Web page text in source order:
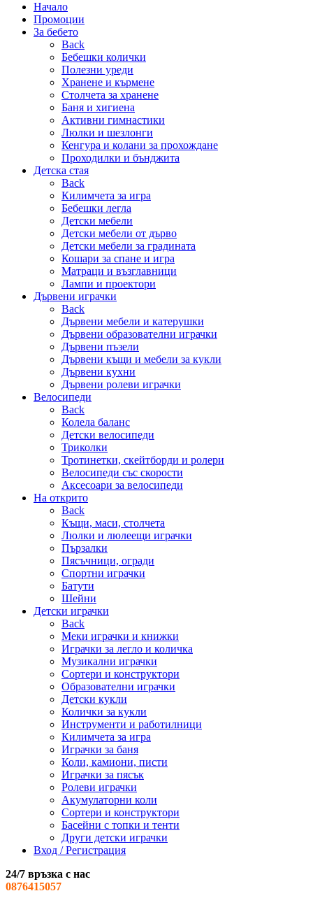
Начало
Промоции
За бебето
Back
Бебешки колички
Полезни уреди
Хранене и кърмене
Столчета за хранене
Баня и хигиена
Активни гимнастики
Люлки и шезлонги
Кенгура и колани за прохождане
Проходилки и бънджита
Детска стая
Back
Килимчета за игра
Бебешки легла
Детски мебели
Детски мебели от дърво
Детски мебели за градината
Кошари за спане и игра
Матраци и възглавници
Лампи и проектори
Дървени играчки
Back
Дървени мебели и катерушки
Дървени образователни играчки
Дървени пъзели
Дървени къщи и мебели за кукли
Дървени кухни
Дървени ролеви играчки
Велосипеди
Back
Колела баланс
Детски велосипеди
Триколки
Тротинетки, скейтборди и ролери
Велосипеди със скорости
Аксесоари за велосипеди
На открито
Back
Къщи, маси, столчета
Люлки и люлеещи играчки
Пързалки
Пясъчници, огради
Спортни играчки
Батути
Шейни
Детски играчки
Back
Меки играчки и книжки
Играчки за легло и количка
Музикални играчки
Сортери и конструктори
Образователни играчки
Детски кукли
Колички за кукли
Инструменти и работилници
Килимчета за игра
Играчки за баня
Коли, камиони, писти
Играчки за пясък
Ролеви играчки
Акумулаторни коли
Сортери и конструктори
Басейни с топки и тенти
Други детски играчки
Вход / Регистрация
24/7 връзка с нас
0876415057